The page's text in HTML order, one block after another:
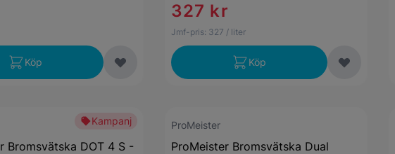
Köp
327 kr
Jmf-pris: 327 / liter
Köp
Kampanj
Bromsvätska DOT 4 S -
ProMeister
ProMeister Bromsvätska Dual